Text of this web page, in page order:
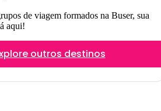
de viagem formados na Buser, sua
aqui!
outros destinos